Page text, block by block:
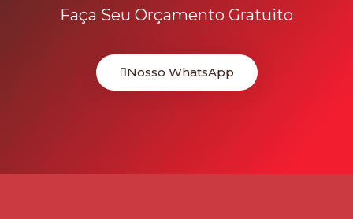
Faça Seu Orçamento Gratuito
Nosso WhatsApp